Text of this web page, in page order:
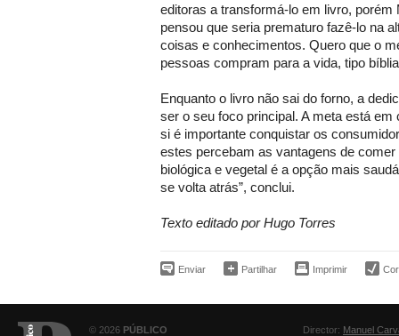
editoras a transformá-lo em livro, porém
pensou que seria prematuro fazê-lo na
coisas e conhecimentos. Quero que o
pessoas compram para a vida, tipo
Enquanto o livro não sai do forno, a
ser o seu foco principal. A meta está
si é importante conquistar os
estes percebam as vantagens de
biológica e vegetal é a opção mais
se volta atrás”, conclui.
Texto editado por Hugo Torres
Enviar Partilhar Imprimir
© 2026 PÚBLICO
Director: Manuel